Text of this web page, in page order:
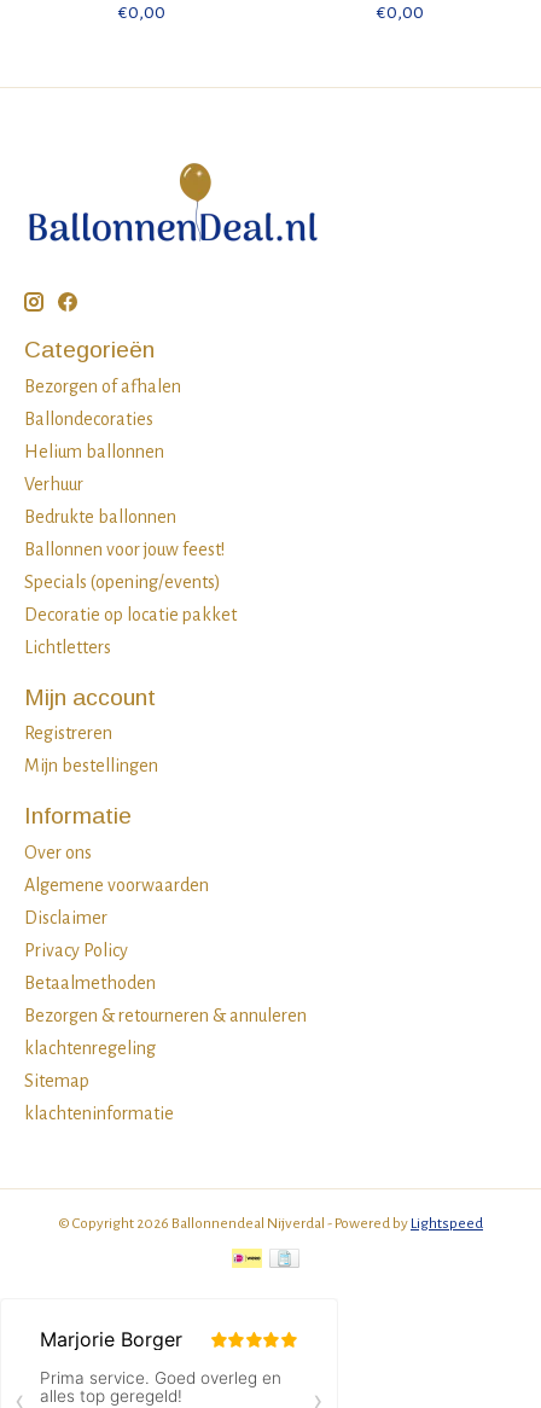
€0,00 €0,00
Categorieën
Bezorgen of afhalen
Ballondecoraties
Helium ballonnen
Verhuur
Bedrukte ballonnen
Ballonnen voor jouw feest!
Specials (opening/events)
Decoratie op locatie pakket
Lichtletters
Mijn account
Registreren
Mijn bestellingen
Informatie
Over ons
Algemene voorwaarden
Disclaimer
Privacy Policy
Betaalmethoden
Bezorgen & retourneren & annuleren
klachtenregeling
Sitemap
klachteninformatie
© Copyright 2026 Ballonnendeal Nijverdal - Powered by Lightspeed